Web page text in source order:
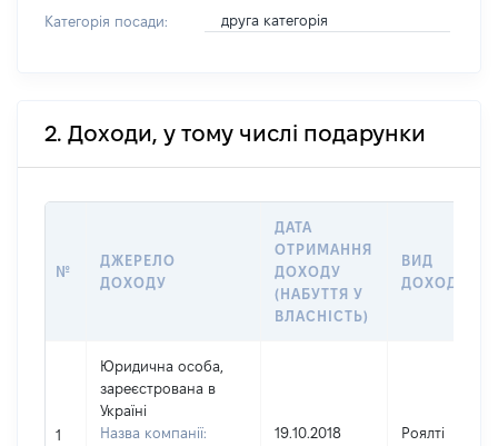
Категорія посади: друга категорія
2. Доходи, у тому числі подарунки
№
ДЖЕРЕЛО
ДОХОДУ
ДАТА
ОТРИМАННЯ
ДОХОДУ
(НАБУТТЯ У
ВЛАСНІСТЬ)
ВИД
ДОХОДУ
1
Юридична особа,
зареєстрована в
Україні
Назва компанії:
19.10.2018 Роялті